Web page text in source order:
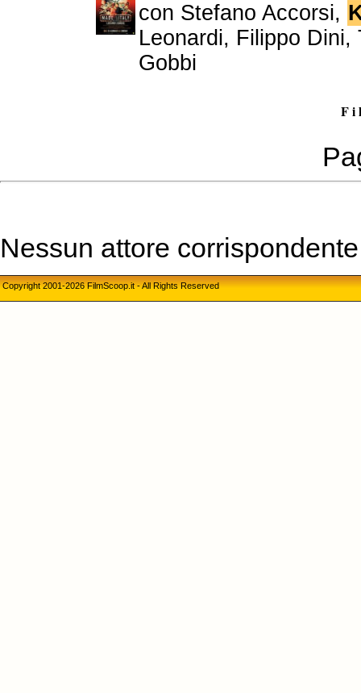
con Stefano Accorsi,
Leonardi, Filippo Dini,
Gobbi
F i
Nessun attore
Copyright 2001-2026 FilmScoop.it - All Rights Reserved